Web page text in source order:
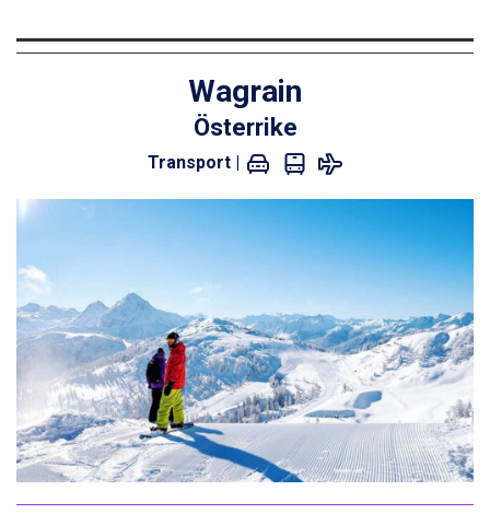
Wagrain
Österrike
Transport |